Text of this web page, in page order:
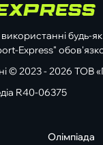
будь-
Express"
© 2023 - 2026 ТОВ
R40-06375
Олімпіада